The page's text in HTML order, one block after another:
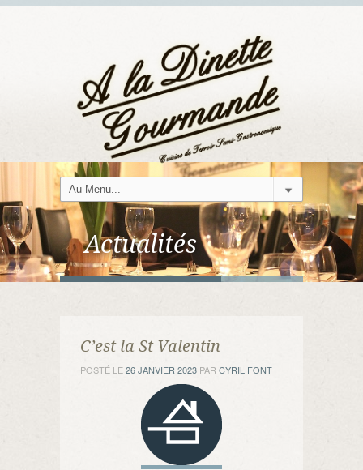
Actualités
C’est la St Valentin
POSTÉ LE26 JANVIER 2023 PAR CYRIL FONT